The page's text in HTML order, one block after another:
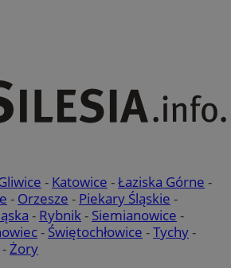
- Katowice -Łaziska Górne -
- Orzesze - Piekary Śląskie -
- Rybnik- Siemianowice -
- Świętochłowice -Tychy-
-Żory